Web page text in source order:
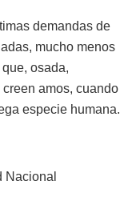
demandas de
mucho menos
osada,
amos, cuando
especie humana.